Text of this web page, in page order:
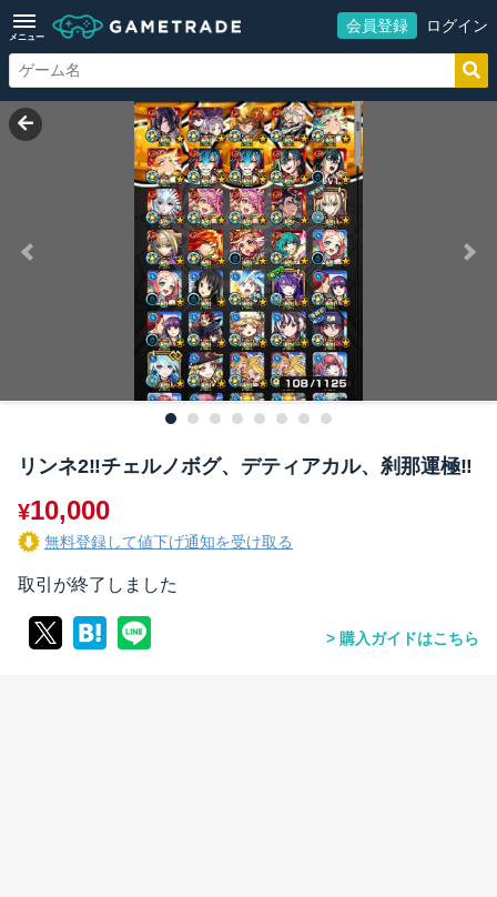
メニュー
会員登録 ログイン
リンネ2‼️チェルノボグ、デティアカル、刹那運極‼️
¥10,000
無料登録して値下げ通知を受け取る
取引が終了しました
購入ガイドはこちら